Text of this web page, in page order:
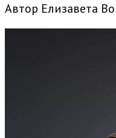
Автор Елизавета